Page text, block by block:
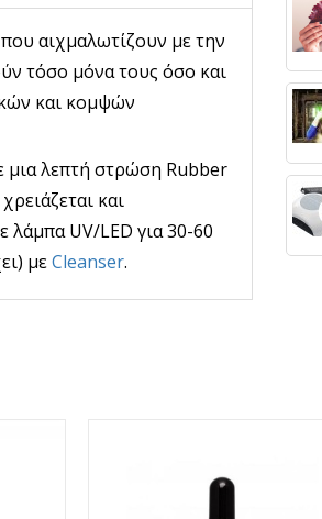
αιχμαλωτίζουν με την
τόσο μόνα τους όσο και
και κομψών
μια λεπτή στρώση Rubber
και
λάμπα UV/LED για 30-60
μεCleanser.